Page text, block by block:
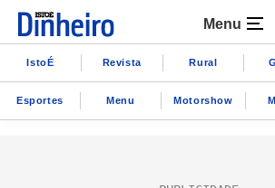
Menu
IstoÉ Revista Rural
Esportes Menu Motorshow